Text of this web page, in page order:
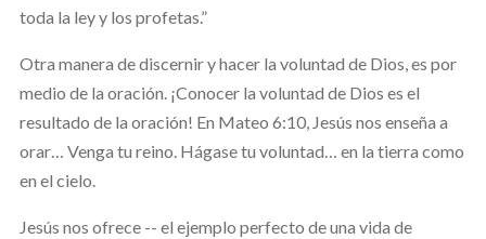
toda la ley y los profetas.”
Otra manera de discernir y hacer la voluntad de Dios, es por
medio de la oración. ¡Conocer la voluntad de Dios es el
resultado de la oración! En Mateo 6:10, Jesús nos enseña a
orar… Venga tu reino. Hágase tu voluntad… en la tierra como
en el cielo.
Jesús nos ofrece -- el ejemplo perfecto de una vida de